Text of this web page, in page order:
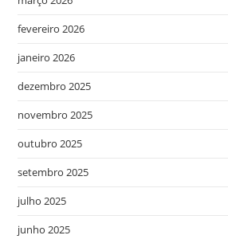
fevereiro 2026
janeiro 2026
dezembro 2025
novembro 2025
outubro 2025
setembro 2025
julho 2025
junho 2025